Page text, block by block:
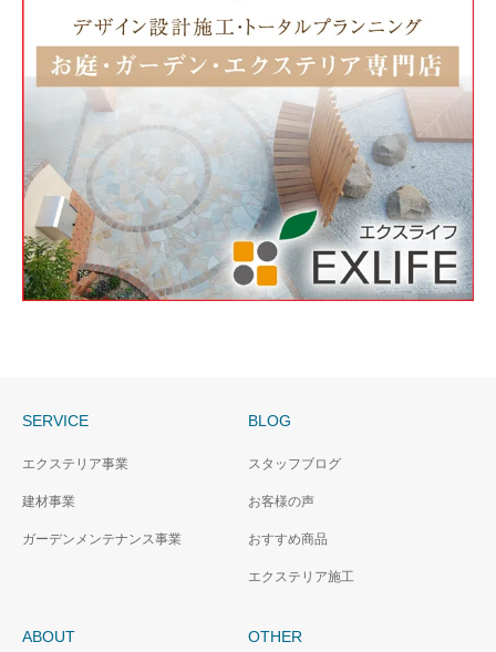
SERVICE
エクステリア事業
建材事業
ガーデンメンテナンス事業
BLOG
スタッフブログ
お客様の声
おすすめ商品
エクステリア施工
ABOUT OTHER